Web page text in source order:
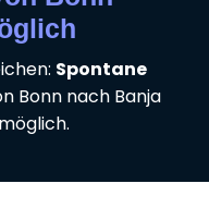
Spontane
Bonn nach Banja